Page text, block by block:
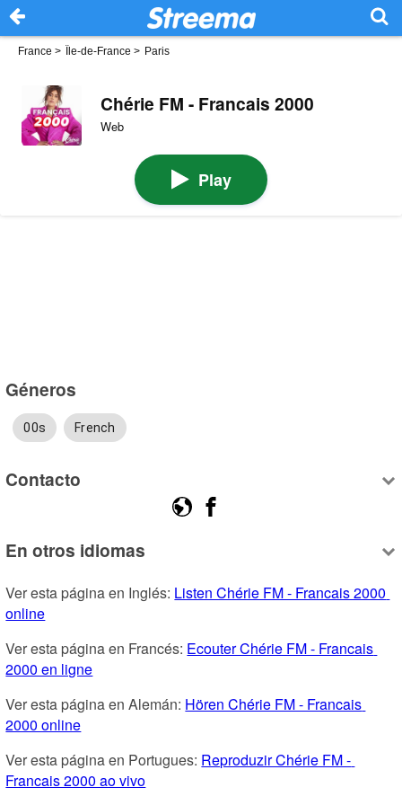
France > Île-de-France > Paris
Chérie FM - Francais 2000
Web
Play
Géneros
00s French
Contacto
En otros idiomas
Ver esta página en Inglés: Listen Chérie FM - Francais 2000
online
Ver esta página en Francés: Ecouter Chérie FM - Francais
2000 en ligne
Ver esta página en Alemán: Hören Chérie FM - Francais
2000 online
Ver esta página en Portugues: Reproduzir Chérie FM -
Francais 2000 ao vivo